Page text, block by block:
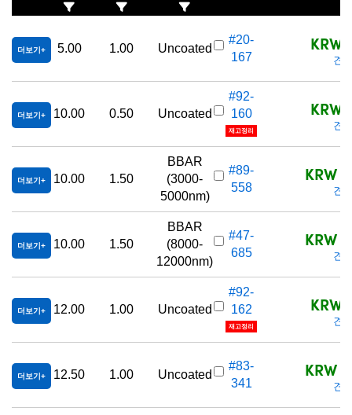
더보기 5.00 1.00 Uncoated
#20-
167
KRW
견
더보기 10.00 0.50 Uncoated
#92-
160
재고정리
KRW
견
더보기 10.00 1.50
BBAR
(3000-
5000nm)
#89-
558
KRW
견
더보기 10.00 1.50
BBAR
(8000-
12000nm)
#47-
685
KRW
견
더보기 12.00 1.00 Uncoated
#92-
162
재고정리
KRW
견
더보기 12.50 1.00 Uncoated
#83-
341
KRW
견